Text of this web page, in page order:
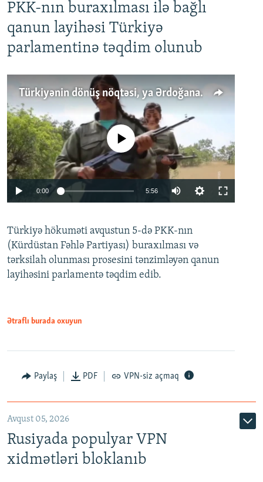
PKK-nın buraxılması ilə bağlı
qanun layihəsi Türkiyə
parlamentinə təqdim olunub
Türkiyənin dönüş nöqtəsi, ya Ərdoğana üçüncü şans: PKK ilə qəfil barışıq nə deməkdir?
Auto 240p 360p 480p
720p 1080p
No media source currently available
0:00 5:56
360p
480p
Türkiyə hökuməti avqustun 5-də PKK-nın
(Kürdüstan Fəhlə Partiyası) buraxılması və
tərksilah olunması prosesini tənzimləyən qanun
layihəsini parlamentə təqdim edib.
Ətraflı burada oxuyun
Paylaş PDF VPN-siz açmaq
Avqust 05, 2026
Rusiyada populyar VPN
xidmətləri bloklanıb